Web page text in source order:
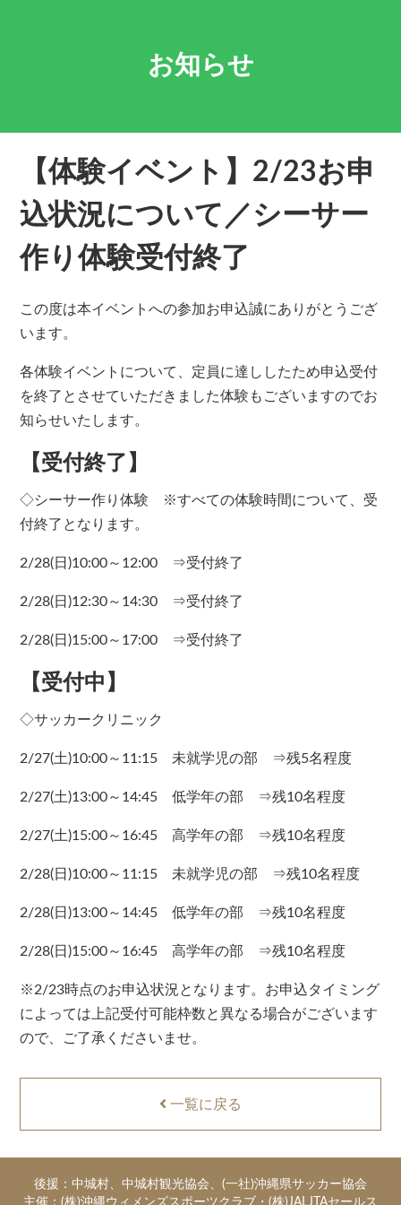
お知らせ
【体験イベント】2/23お申
込状況について／シーサー
作り体験受付終了
この度は本イベントへの参加お申込誠にありがとうござ
います。
各体験イベントについて、定員に達ししたため申込受付
を終了とさせていただきました体験もございますのでお
知らせいたします。
【受付終了】
◇シーサー作り体験 ※すべての体験時間について、受
付終了となります。
2/28(日)10:00～12:00 ⇒受付終了
2/28(日)12:30～14:30 ⇒受付終了
2/28(日)15:00～17:00 ⇒受付終了
【受付中】
◇サッカークリニック
2/27(土)10:00～11:15 未就学児の部 ⇒残5名程度
2/27(土)13:00～14:45 低学年の部 ⇒残10名程度
2/27(土)15:00～16:45 高学年の部 ⇒残10名程度
2/28(日)10:00～11:15 未就学児の部 ⇒残10名程度
2/28(日)13:00～14:45 低学年の部 ⇒残10名程度
2/28(日)15:00～16:45 高学年の部 ⇒残10名程度
※2/23時点のお申込状況となります。お申込タイミング
によっては上記受付可能枠数と異なる場合がございます
ので、ご了承くださいませ。
一覧に戻る
後援：中城村、中城村観光協会、(一社)沖縄県サッカー協会
主催：(株)沖縄ウィメンズスポーツクラブ・(株)JALJTAセールス